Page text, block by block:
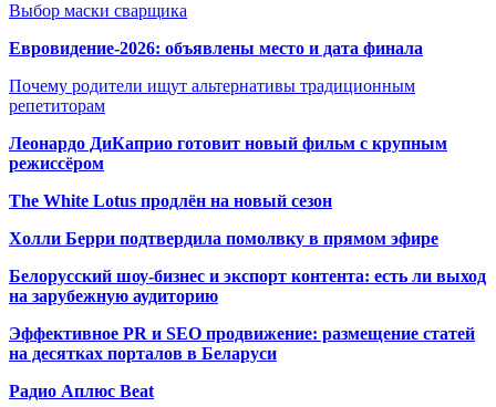
Выбор маски сварщика
Евровидение-2026: объявлены место и дата финала
Почему родители ищут альтернативы традиционным
репетиторам
Леонардо ДиКаприо готовит новый фильм с крупным
режиссёром
The White Lotus продлён на новый сезон
Холли Берри подтвердила помолвку в прямом эфире
Белорусский шоу-бизнес и экспорт контента: есть ли выход
на зарубежную аудиторию
Эффективное PR и SEO продвижение: размещение статей
на десятках порталов в Беларуси
Радио Аплюс Beat